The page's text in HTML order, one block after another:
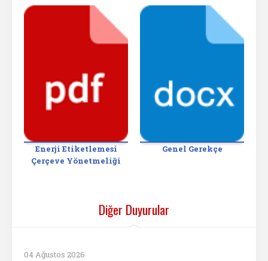
Enerji Etiketlemesi
Çerçeve Yönetmeliği
Genel Gerekçe
Diğer Duyurular
04 Ağustos 2026